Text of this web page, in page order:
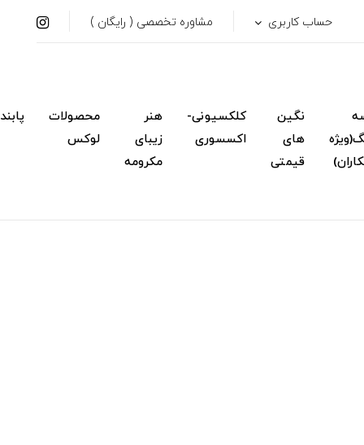
حساب کاربری مشاوره تخصصی ( رایگان )
نگین
های
قیمتی
کلکسیونی-
اکسسوری
هنر
زیبای
مکرومه
محصولات
لوکس